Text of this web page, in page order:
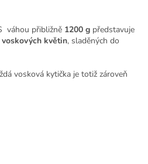
váhou přibližně 1200 g představuje
květin, sladěných do
vosková kytička je totiž zároveň